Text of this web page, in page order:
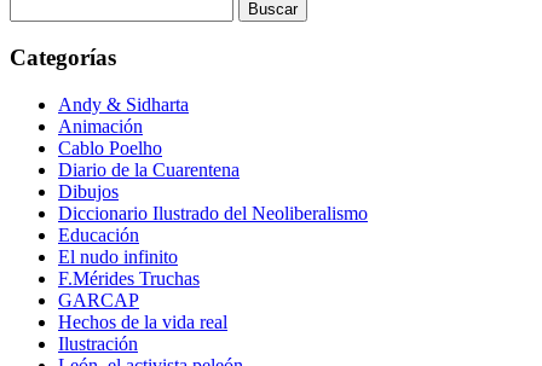
Categorías
Andy & Sidharta
Animación
Cablo Poelho
Diario de la Cuarentena
Dibujos
Diccionario Ilustrado del Neoliberalismo
Educación
El nudo infinito
F.Mérides Truchas
GARCAP
Hechos de la vida real
Ilustración